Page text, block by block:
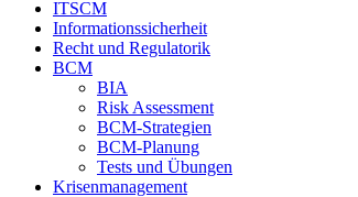
ITSCM
Informationssicherheit
Recht und Regulatorik
BCM
BIA
Risk Assessment
BCM-Strategien
BCM-Planung
Tests und Übungen
Krisenmanagement